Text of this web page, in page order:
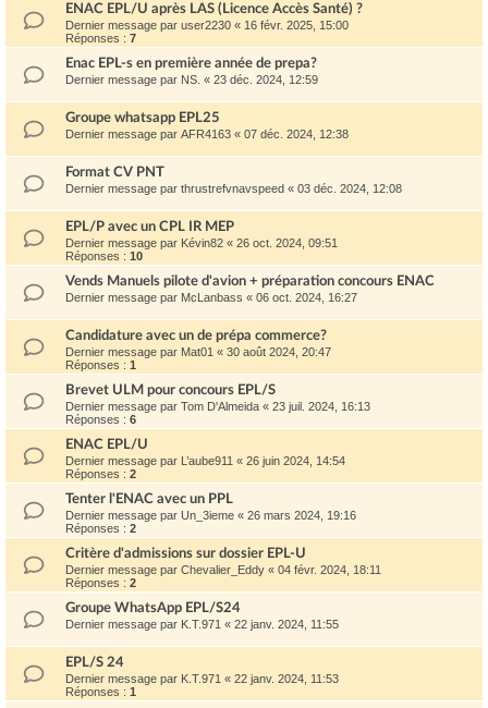
ENAC EPL/U après LAS (Licence Accès Santé) ?
Dernier message par user2230 « 16 févr. 2025, 15:00
Réponses : 7
Enac EPL-s en première année de prepa?
Dernier message par NS. « 23 déc. 2024, 12:59
Groupe whatsapp EPL25
Dernier message par AFR4163 « 07 déc. 2024, 12:38
Format CV PNT
Dernier message par thrustrefvnavspeed « 03 déc. 2024, 12:08
EPL/P avec un CPL IR MEP
Dernier message par Kévin82 « 26 oct. 2024, 09:51
Réponses : 10
Vends Manuels pilote d'avion + préparation concours ENAC
Dernier message par McLanbass « 06 oct. 2024, 16:27
Candidature avec un de prépa commerce?
Dernier message par Mat01 « 30 août 2024, 20:47
Réponses : 1
Brevet ULM pour concours EPL/S
Dernier message par Tom D'Almeida « 23 juil. 2024, 16:13
Réponses : 6
ENAC EPL/U
Dernier message par L’aube911 « 26 juin 2024, 14:54
Réponses : 2
Tenter l'ENAC avec un PPL
Dernier message par Un_3ieme « 26 mars 2024, 19:16
Réponses : 2
Critère d'admissions sur dossier EPL-U
Dernier message par Chevalier_Eddy « 04 févr. 2024, 18:11
Réponses : 2
Groupe WhatsApp EPL/S24
Dernier message par K.T.971 « 22 janv. 2024, 11:55
EPL/S 24
Dernier message par K.T.971 « 22 janv. 2024, 11:53
Réponses : 1